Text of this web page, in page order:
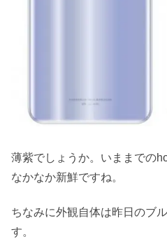
薄紫でしょうか。いままでの
なかなか新鮮ですね。
ちなみに外観自体は昨日のブ
す。